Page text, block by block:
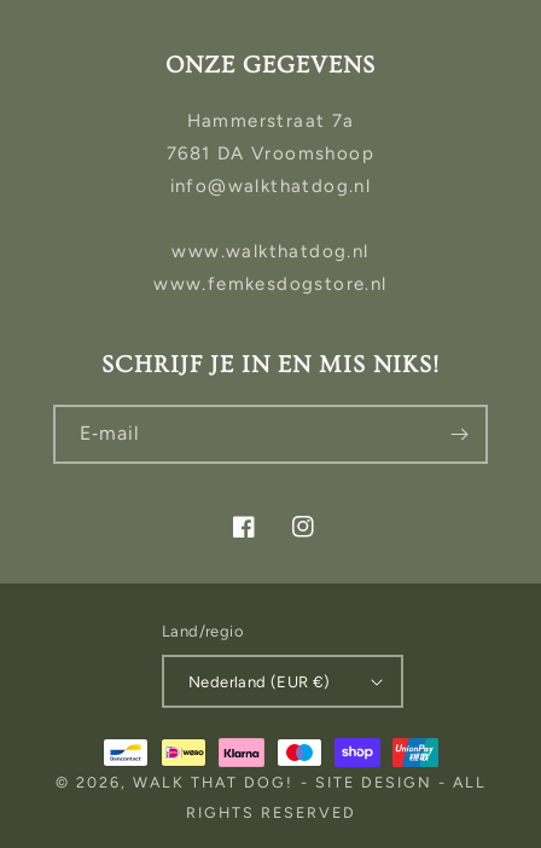
ONZE GEGEVENS
Hammerstraat 7a
7681 DA Vroomshoop
info@walkthatdog.nl
www.walkthatdog.nl
www.femkesdogstore.nl
SCHRIJF JE IN EN MIS NIKS!
E‑mail
FacebookInstagram
Land/regio
Nederland (EUR €)
Betaalmethoden
© 2026, WALK THAT DOG! - SITE DESIGN - ALL
RIGHTS RESERVED